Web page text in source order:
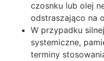
czosnku lub olej
odstraszająco na
W przypadku
systemiczne,
terminy